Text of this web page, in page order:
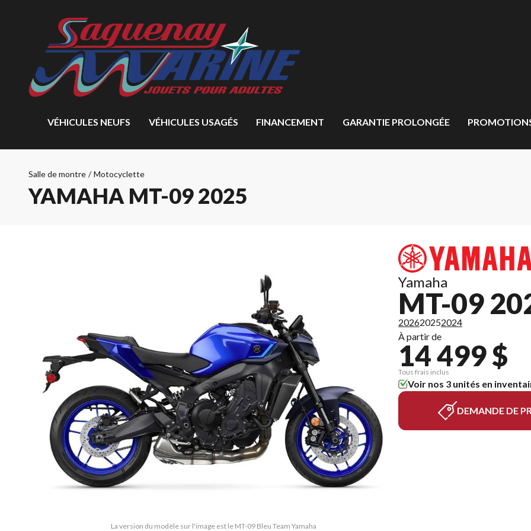
VÉHICULES NEUFS VÉHICULES USAGÉS FINANCEMENT GARANTIE PROLONGÉE
Salle de montre / Motocyclette
YAMAHA MT-09 2025
La version du modèle sur l'image est le MT-09 Bleu Team Yamaha
Yamaha
MT-09
202620252024
À partir de
14 499 $
Tous frais inclus
Voir nos 3 unités en
DEMANDE DE